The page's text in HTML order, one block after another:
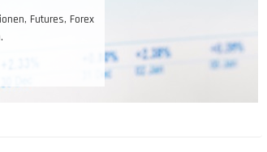
Futures, Forex